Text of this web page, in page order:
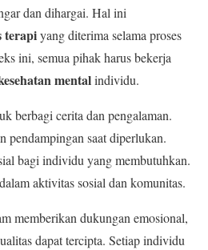
dan dihargai. Hal ini
terapiyang diterima selama proses
ini, semua pihak harus bekerja
mentalindividu.
berbagi cerita dan pengalaman.
pendampingan saat diperlukan.
bagi individu yang membutuhkan.
aktivitas sosial dan komunitas.
memberikan dukungan emosional,
dapat tercipta. Setiap individu